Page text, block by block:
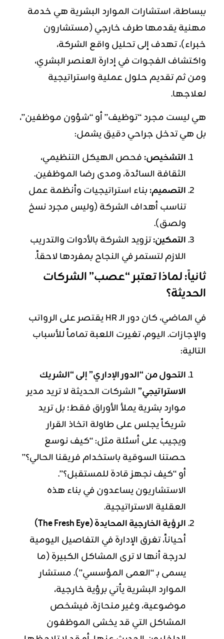
ببساطة، استشارات الموارد البشرية هي خدمة
مهنية يقدمها طرف خارجي (مستشارون
خبراء)، تهدف إلى تحليل واقع الشركة،
واكتشاف الفجوات في إدارة العنصر البشري،
ومن ثم تقديم حلول عملية واستراتيجية
لعلاجها.
هي ليست مجرد “توظيف” أو “شؤون موظفين”،
بل هي تدخل جراحي دقيق يشمل:
التشخيص:فحص الهيكل التنظيمي،
الثقافة السائدة، ومدى رضا الموظفين.
التصميم:بناء استراتيجيات وأنظمة عمل
تناسب أهداف الشركة (وليس مجرد نسخ
ولصق).
التمكين:تزويد الشركة بالأدوات والتدريب
اللازم لتستمر في النجاح بمفردها لاحقاً.
ثانياً: لماذا تعتبر “عصب” الشركات
الحديثة؟
في الماضي، كان دور الـ HR يقتصر على الرواتب
والإجازات. اليوم، تغيرت اللعبة تماماً للأسباب
التالية:
التحول من “الدور الإداري” إلى “الشريك
الاستراتيجي”الشركات الحديثة لا تريد مدير
موارد بشرية يملأ الأوراق فقط؛ بل تريد
شريكاً يجلس على طاولة اتخاذ القرار
ويجيب على أسئلة مثل: “كيف نوسع
حصتنا السوقية باستخدام فريقنا الحالي؟”
أو “كيف نجهز قادة للمستقبل؟”.
الاستشاريون يساعدون في بناء هذه
العقلية الاستراتيجية.
الرؤية الخارجية المحايدة (The Fresh Eye)
أحياناً، تغرق الإدارة في التفاصيل اليومية
لدرجة أنها لا ترى المشاكل الكبيرة (ما
يسمى بـ “العمى المؤسسي”). مستشار
الموارد البشرية يأتي برؤية خارجية،
موضوعية، وغير منحازة، فيشخص
المشاكل التي قد يخشى الموظفون